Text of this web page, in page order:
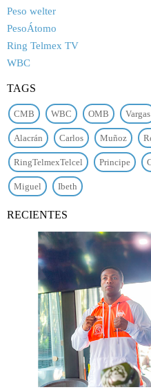
Peso welter
PesoÁtomo
Ring Telmex TV
WBC
TAGS
CMB WBC OMB Vargas
Alacrán Carlos Muñoz
RingTelmexTelcel Principe
Miguel Ibeth
RECIENTES